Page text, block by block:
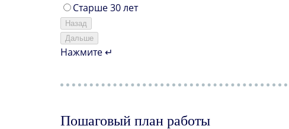
Старше 30 лет
Назад
Дальше
Нажмите ↵
Пошаговый план работы